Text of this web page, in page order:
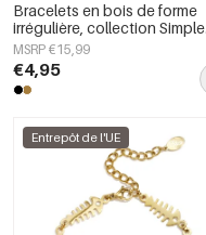
Bracelets en bois de forme
irrégulière, collection Simple
Daily Simple, bijoux pour
femmes
MSRP €15,99
€4,95
Entrepôt de l'UE